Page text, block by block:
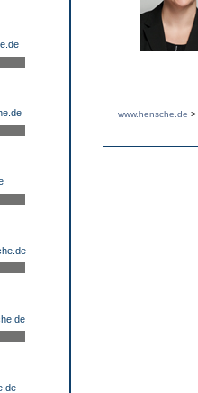
www.hensche.de >